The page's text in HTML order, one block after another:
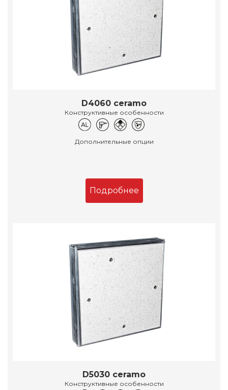
D4060 ceramo
Конструктивные особенности
Дополнительные опции
Подробнее
D5030 ceramo
Конструктивные особенности